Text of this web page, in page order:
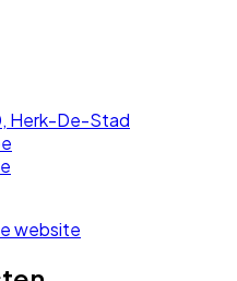
Herk-De-Stad
website